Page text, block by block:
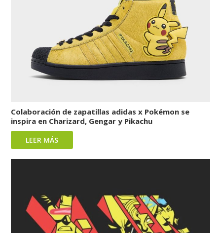
Colaboración de zapatillas adidas x Pokémon se
inspira en Charizard, Gengar y Pikachu
LEER MÁS